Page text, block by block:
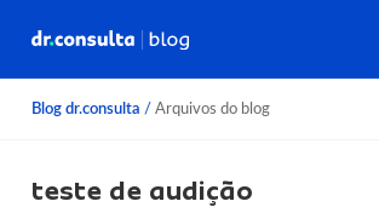
Blog dr.consulta / Arquivos do blog
teste de audição